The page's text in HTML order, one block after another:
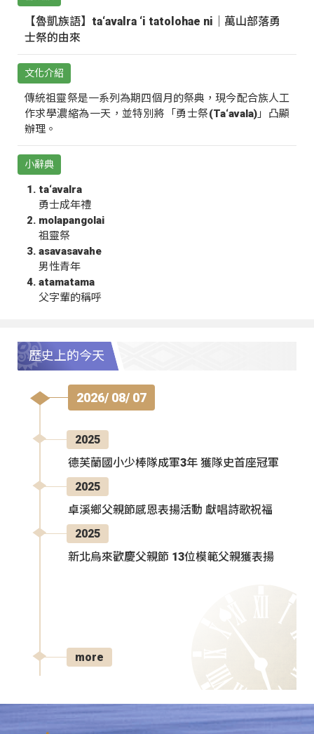
【魯凱族語】ta‘avalra ‘i tatolohae ni｜萬山部落勇
士祭的由來
文化介紹
傳統祖靈祭是一系列為期四個月的祭典，現今配合族人工
作求學濃縮為一天，並特別將「勇士祭(Ta‘avala)」凸顯
辦理。
小辭典
ta‘avalra
勇士成年禮
molapangolai
祖靈祭
asavasavahe
男性青年
atamatama
父字輩的稱呼
歷史上的今天
2026/ 08/ 07
2025
德芙蘭國小少棒隊成軍3年 獲隊史首座冠軍
2025
卓溪鄉父親節感恩表揚活動 獻唱詩歌祝福
2025
新北烏來歡慶父親節 13位模範父親獲表揚
more